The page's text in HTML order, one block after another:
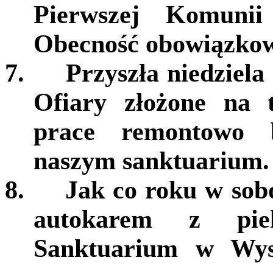
Pierwszej
Obecność
7.
Przyszła
Ofiary złożone na
prace remontowo
naszym sanktuarium.
8.
Jak co roku w
autokarem z
Sanktuarium w